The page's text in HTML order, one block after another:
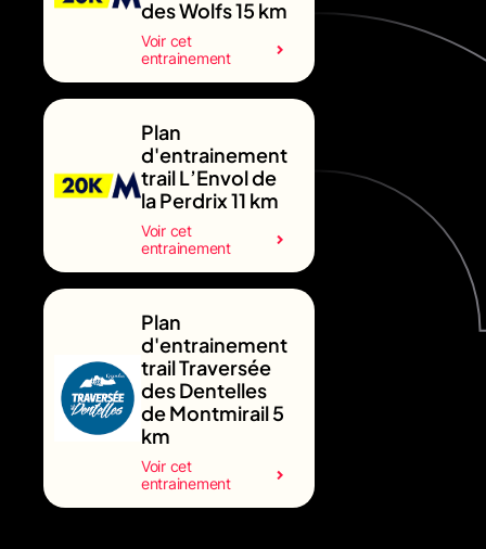
des Wolfs 15 km
Voir cet
entrainement
Plan
d'entrainement
trail L’Envol de
la Perdrix 11 km
Voir cet
entrainement
Plan
d'entrainement
trail Traversée
des Dentelles
de Montmirail 5
km
Voir cet
entrainement